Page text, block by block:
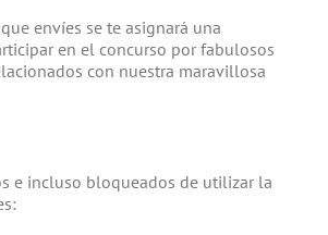
envíes se te asignará una
en el concurso por fabulosos
con nuestra maravillosa
e incluso bloqueados de utilizar la